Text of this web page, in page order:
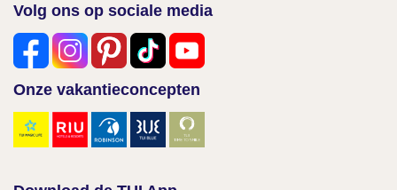
Volg ons op sociale media
Onze vakantieconcepten